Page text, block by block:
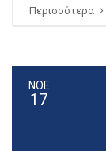
Περισσότερα
ΝΟΕ
17